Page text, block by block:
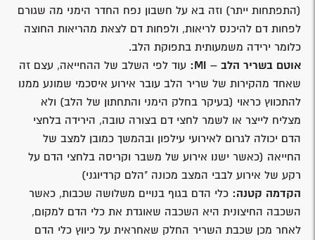
(התפתחות ייתר) וזה בא על חשבון נפח החדר הימני מה שגורם
לפחות דם להיכנס לריאות, ולפחות דם לצאת מהריאות החוצה
כלומר ירידה משמעותית בתפוקת הלב.
אוטם בשריר הלב – MI:
עוד לפי השלב של ההחייאה, עצם זה
שאחד מהקירות של שריר הלב עובר אירוע איסכמי שמונע ממנו
להתכווץ כראוי (בעיקר בחלק הימני והתחתון של הלב) ולא
מצליח לייצר או לשמר לחצי דם בצורה טובה, הירידה בלחצי
הדם יכולה לגרום לאירועי עילפון ובהמשך כמובן למצב של
החייאה (כאשר ישנו אירוע של משבר וקריסה בלחצי הדם על
רקע של אירוע לבבי המצב מכונה "הלם קרדיוגני)
הקדמה קטנה: כלי הדם בגוף בנויים משלושה שכבות, כאשר
השכבה החיצונית היא השכבה שאוגדת את כלי הדם למקום,
לאחר מכן שכבת השריר החלק שאחראית על כיווץ כלי הדם